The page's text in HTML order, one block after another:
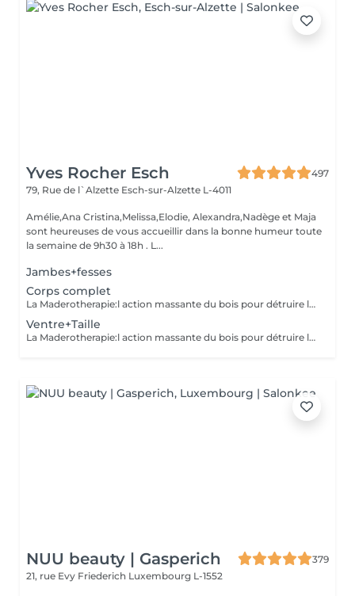
Yves Rocher Esch
497
79, Rue de l`Alzette Esch-sur-Alzette L-4011
Amélie,Ana Cristina,Melissa,Elodie, Alexandra,Nadège et Maja
sont heureuses de vous accueillir dans la bonne humeur toute
la semaine de 9h30 à 18h . L...
Jambes+fesses
Corps complet
La Maderotherapie:l action massante du bois pour détruire la cellulite. *Active la circulation sanguine et lymphatique *Réduit les tensions musculaires. *Raffermie et tonifie la peau.
Ventre+Taille
La Maderotherapie:l action massante du bois pour détruire la cellulite. *Active la circulation sanguine et lymphatique *Réduit les tensions musculaires. *Raffermie et tonifie la peau.
NUU beauty | Gasperich
379
21, rue Evy Friederich Luxembourg L-1552